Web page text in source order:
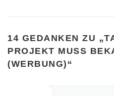
14 GEDANKEN ZU „
PROJEKT MUSS
(WERBUNG) “